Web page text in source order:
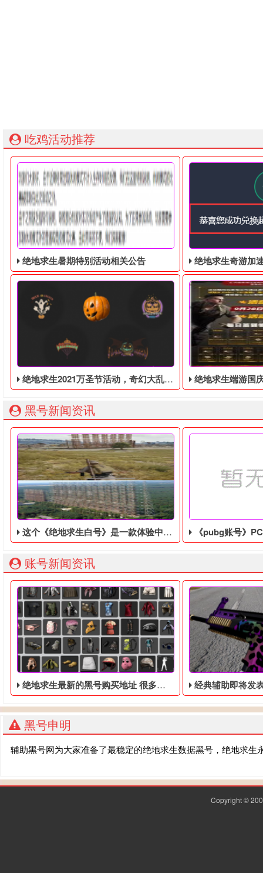
吃鸡活动推荐
绝地求生暑期特别活动相关公告 绝地求生奇游加速器免
绝地求生2021万圣节活动，奇幻大乱斗回归，还有新皮肤和新地图 绝地求生端游国庆节的终极白嫖活
黑号新闻资讯
这个《绝地求生白号》是一款体验中世纪农场管理的模拟游戏！玩家将成为一名农民 《pubg账号》PC版将
账号新闻资讯
绝地求生最新的黑号购买地址 很多的高质量的账号 经典辅助即将发表《
黑号申明
辅助黑号网为大家准备了最稳定的绝地求生数据黑号，绝地求
Copyright ©